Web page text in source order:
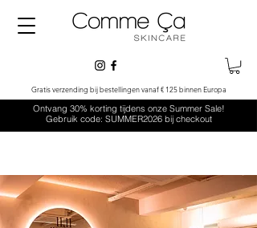
Gratis verzending bij bestellingen vanaf € 125 binnen Europa
Ontvang 30% korting tijdens onze Summer Sale!
Gebruik code: SUMMER2026 bij checkout